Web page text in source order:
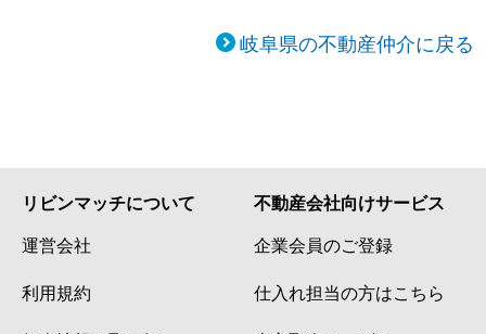
岐阜県の不動産仲介に戻る
リビンマッチについて
運営会社
利用規約
不動産会社向けサービス
企業会員のご登録
仕入れ担当の方はこちら